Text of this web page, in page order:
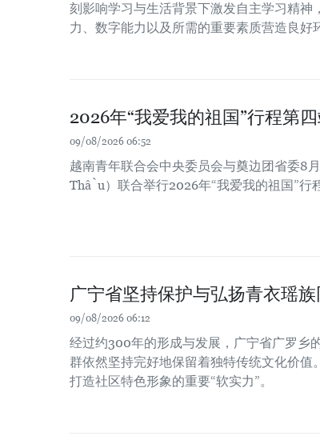
刻影响学习与生活背景下激发自主学习精
力、数字能力以及所需的重要素质营造良好
2026年“我爱我的祖国”行程第
09/08/2026 06:52
越南青年联合会中央委员会与奠边团省委8
Thầu）联合举行2026年“我爱我的祖国”行
广宁省坚持保护与弘扬青衣瑶
09/08/2026 06:12
经过约300年的形成与发展，广宁省广罗乡
群依然坚持完好地保留着独特传统文化价
打造社区特色形象的重要“软实力”。